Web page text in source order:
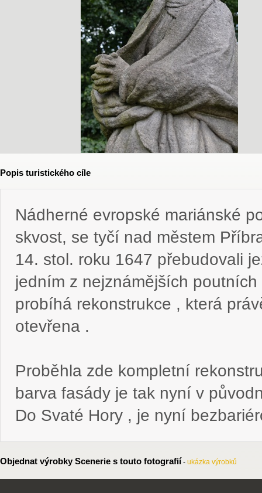
Popis turistického cíle
Nádherné evropské mariánské
skvost, se tyčí nad městem
14. stol. roku 1647 přebudovali
jedním z nejznámějších
probíhá rekonstrukce , která
otevřena .
Proběhla zde kompletní
barva fasády je tak nyní v
Do Svaté Hory , je nyní
Objednat výrobky Scenerie s touto fotografií - ukázka výrobků